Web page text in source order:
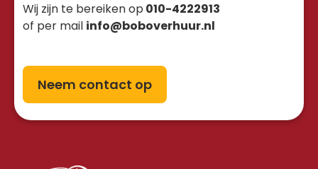
Wij zijn te bereiken op 010-4222913
of per mail info@boboverhuur.nl
Neem contact op